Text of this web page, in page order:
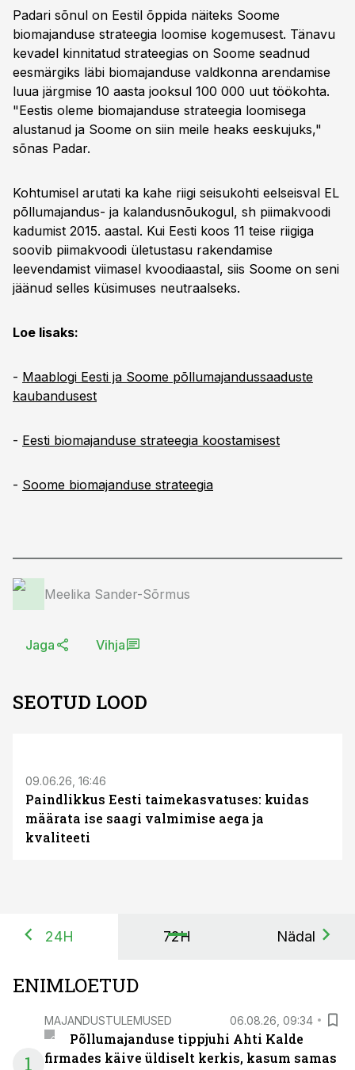
Padari sõnul on Eestil õppida näiteks Soome
biomajanduse strateegia loomise kogemusest. Tänavu
kevadel kinnitatud strateegias on Soome seadnud
eesmärgiks läbi biomajanduse valdkonna arendamise
luua järgmise 10 aasta jooksul 100 000 uut töökohta.
"Eestis oleme biomajanduse strateegia loomisega
alustanud ja Soome on siin meile heaks eeskujuks,"
sõnas Padar.
Kohtumisel arutati ka kahe riigi seisukohti eelseisval EL
põllumajandus- ja kalandusnõukogul, sh piimakvoodi
kadumist 2015. aastal. Kui Eesti koos 11 teise riigiga
soovib piimakvoodi ületustasu rakendamise
leevendamist viimasel kvoodiaastal, siis Soome on seni
jäänud selles küsimuses neutraalseks.
Loe lisaks:
- Maablogi Eesti ja Soome põllumajandussaaduste
kaubandusest
- Eesti biomajanduse strateegia koostamisest
- Soome biomajanduse strateegia
Meelika Sander-Sõrmus
Jaga Vihja
SEOTUD LOOD
09.06.26, 16:46
Paindlikkus Eesti taimekasvatuses: kuidas
määrata ise saagi valmimise aega ja
kvaliteeti
24H 72H Nädal
ENIMLOETUD
1
MAJANDUSTULEMUSED 06.08.26, 09:34
Põllumajanduse tippjuhi Ahti Kalde
firmades käive üldiselt kerkis, kasum samas